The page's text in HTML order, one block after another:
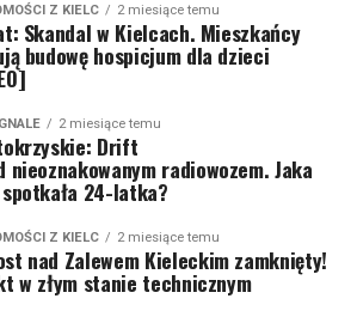
Z KIELC 2 miesiące temu
Skandal w Kielcach. Mieszkańcy
budowę hospicjum dla dzieci
2 miesiące temu
Drift
nieoznakowanym radiowozem. Jaka
24-latka?
Z KIELC 2 miesiące temu
nad Zalewem Kieleckim zamknięty!
w złym stanie technicznym